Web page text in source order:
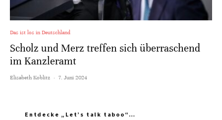
Das ist los in Deutschland
Scholz und Merz treffen sich überraschend
im Kanzleramt
Elisabeth Koblitz · 7. Juni 2024
Entdecke „Let’s talk taboo“…